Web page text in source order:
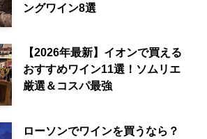
ングワイン8選
【2026年最新】イオンで買える
おすすめワイン11選！ソムリエ
厳選＆コスパ最強
ローソンでワインを買うなら？